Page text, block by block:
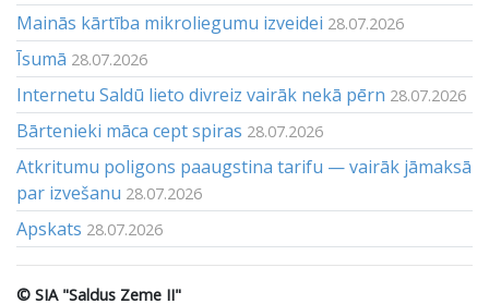
Mainās kārtība mikroliegumu izveidei 28.07.2026
Īsumā 28.07.2026
Internetu Saldū lieto divreiz vairāk nekā pērn 28.07.2026
Bārtenieki māca cept spiras 28.07.2026
Atkritumu poligons paaugstina tarifu — vairāk jāmaksā
par izvešanu 28.07.2026
Apskats 28.07.2026
© SIA "Saldus Zeme II"